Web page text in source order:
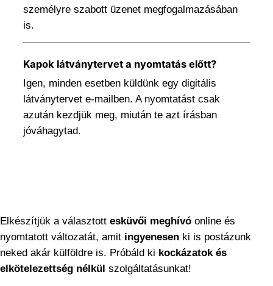
személyre szabott üzenet megfogalmazásában
is.
Kapok látványtervet a nyomtatás előtt?
Igen, minden esetben küldünk egy digitális
látványtervet e-mailben. A nyomtatást csak
azután kezdjük meg, miután te azt írásban
jóváhagytad.
Elkészítjük a választott esküvői meghívó online és
nyomtatott változatát, amit ingyenesen ki is postázunk
neked akár külföldre is. Próbáld ki kockázatok és
elkötelezettség nélkül szolgáltatásunkat!